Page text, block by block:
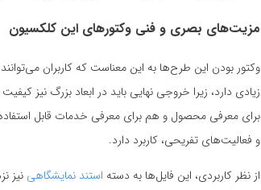
مزیت‌های بصری و فنی وکتورهای این کلکسیون
وکتور بودن این طرح‌ها به این معناست که کاربران
زیادی دارد، زیرا خروجی نهایی باید در ابعاد بزرگ
برای معرفی محصول و هم برای معرفی خدمات قابل
و فعالیت‌های تفریحی، کاربرد دارد.
از نظر کاربردی، این فایل‌ها به دسته استند نمایشگاهی نیز